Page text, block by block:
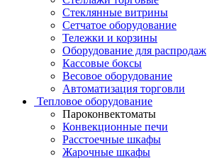
Стеклянные витрины
Сетчатое оборудование
Тележки и корзины
Оборудование для распродаж
Кассовые боксы
Весовое оборудование
Автоматизация торговли
Тепловое оборудование
Пароконвектоматы
Конвекционные печи
Расстоечные шкафы
Жарочные шкафы